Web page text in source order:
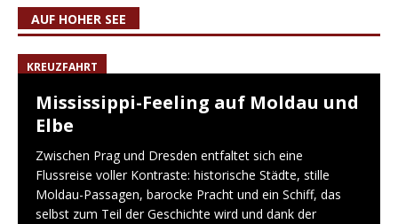
AUF HOHER SEE
KREUZFAHRT
Mississippi-Feeling auf Moldau und
Elbe
Zwischen Prag und Dresden entfaltet sich eine
Flussreise voller Kontraste: historische Städte, stille
Moldau-Passagen, barocke Pracht und ein Schiff, das
selbst zum Teil der Geschichte wird und dank der